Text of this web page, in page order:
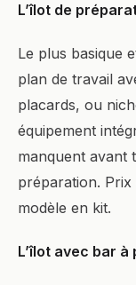
L’îlot de
Le plus basique
plan de travail
placards, ou
équipement
manquent avant
préparation. Prix
modèle en kit.
L’îlot avec bar